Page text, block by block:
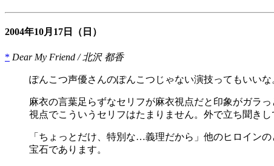
2004年10月17日 （日）
* Dear My Friend / 北沢 都香
ぽんこつ声優さんのぽんこつじゃない演技ってもいい
麻衣の言葉足らずなセリフが麻衣視点だと印象がガラ
視点でこういうセリフはたまりません。外で立ち聞きし
「ちょっとだけ、特別な…義理だから」他のヒロイン
宝石であります。